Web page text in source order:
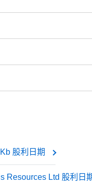
(that’s the annual
Tronox
TROX dividend
得即將發放的股息.
繳納稅款. 若以股票形
型代表包括：
馬遜或特斯拉等公司
賣出股票, 仍可在公司
股利日期
Resources Ltd 股利日